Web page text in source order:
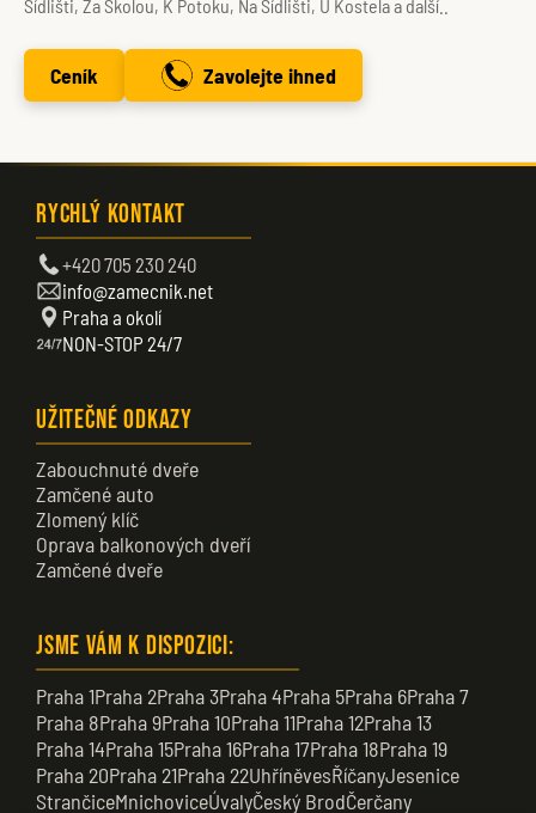
Sídlišti, Za Školou, K Potoku, Na Sídlišti, U Kostela a další..
Ceník Zavolejte ihned
Rychlý kontakt
+420 705 230 240
info@zamecnik.net
Praha a okolí
NON-STOP 24/7
Užitečné odkazy
Zabouchnuté dveře
Zamčené auto
Zlomený klíč
Oprava balkonových dveří
Zamčené dveře
Jsme vám k dispozici:
Praha 1Praha 2Praha 3Praha 4Praha 5Praha 6Praha 7
Praha 8Praha 9Praha 10Praha 11Praha 12Praha 13
Praha 14Praha 15Praha 16Praha 17Praha 18Praha 19
Praha 20Praha 21Praha 22UhříněvesŘíčanyJesenice
StrančiceMnichoviceÚvalyČeský BrodČerčany